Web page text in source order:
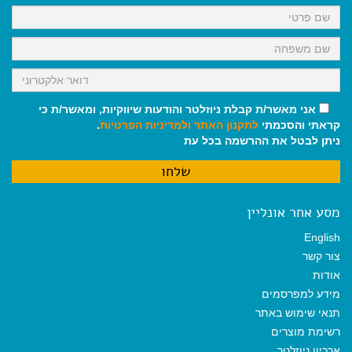
k
p
m
אני מאשר/ת קבלת ניוזלטר והודעות שיווקיות, ומאשר/ת כי
קראתי והסכמתי לתקנון האתר ולמדיניות הפרטיות.
ניתן לבטל את ההרשמה בכל עת
מסע אחר אונליין
English
צור קשר
אודות
מידע למפרסמים
תנאי שימוש באתר
רשימת מוצרים